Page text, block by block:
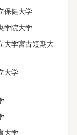
保健大学
学院大学
大学宮古短期大
大学
大学